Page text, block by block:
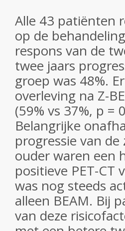
Alle 43 patiënten
op de
respons van de
twee jaars
groep was 48%.
overleving na Z-
(59% vs 37%, p =
Belangrijke
progressie van
ouder waren een
positieve PET-CT
was nog steeds
alleen BEAM. Bij
van deze